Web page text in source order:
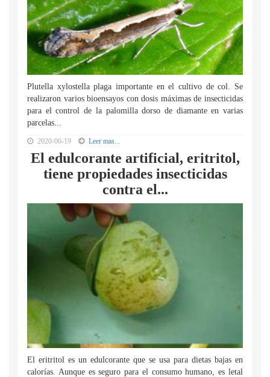
Plutella xylostella plaga importante en el cultivo de col. Se
realizaron varios bioensayos con dosis máximas de insecticidas
para el control de la palomilla dorso de diamante en varias
parcelas...
2020-06-19 Leer mas...
El edulcorante artificial, eritritol,
tiene propiedades insecticidas
contra el...
El eritritol es un edulcorante que se usa para dietas bajas en
calorías. Aunque es seguro para el consumo humano, es letal